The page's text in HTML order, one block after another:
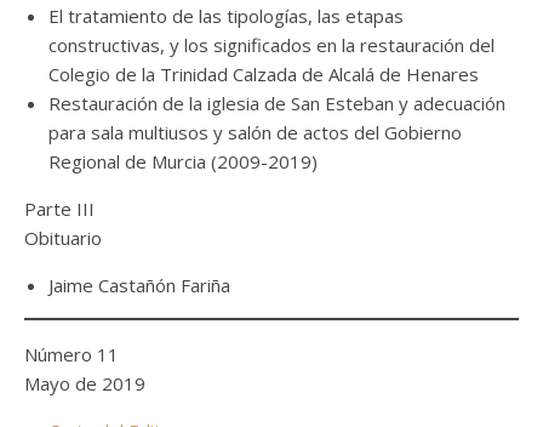
El tratamiento de las tipologías, las etapas
constructivas, y los significados en la restauración del
Colegio de la Trinidad Calzada de Alcalá de Henares
Restauración de la iglesia de San Esteban y adecuación
para sala multiusos y salón de actos del Gobierno
Regional de Murcia (2009-2019)
Parte III
Obituario
Jaime Castañón Fariña
Número 11
Mayo de 2019